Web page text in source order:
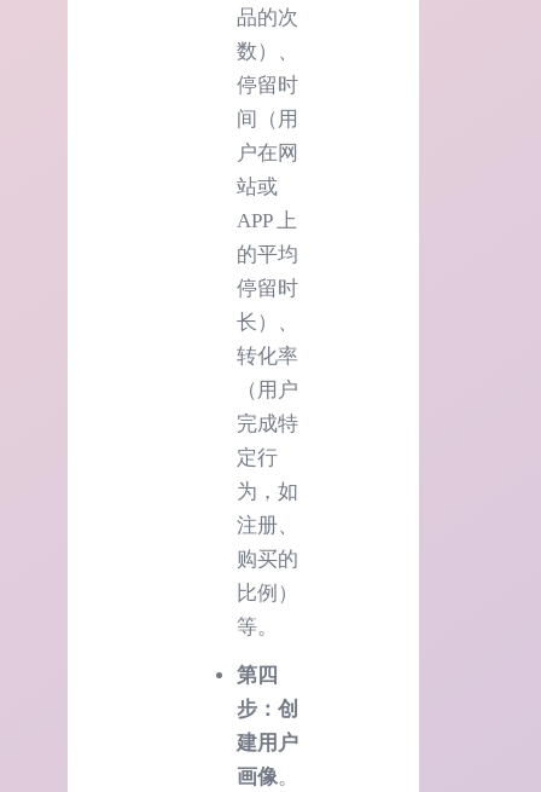
品的次
数）、
停留时
间（用
户在网
站或
APP 上
的平均
停留时
长）、
转化率
（用户
完成特
定行
为，如
注册、
购买的
比例）
等。
第四
步：创
建用户
画像。